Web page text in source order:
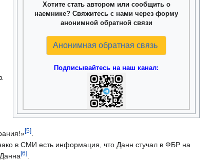
Хотите стать автором или сообщить о
наемнике? Свяжитесь с нами через форму
анонимной обратной связи
Анонимная обратная связь
Подписывайтесь на наш канал:
[5].
в СМИ есть информация, что Данн стучал в ФБР на
[6].